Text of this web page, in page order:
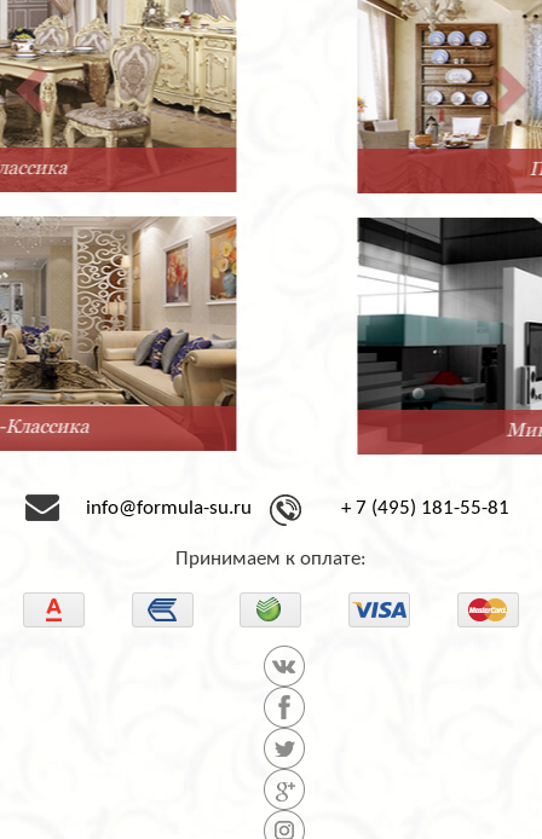
info@formula-su.ru + 7 (495) 181-55-81
Принимаем к оплате: